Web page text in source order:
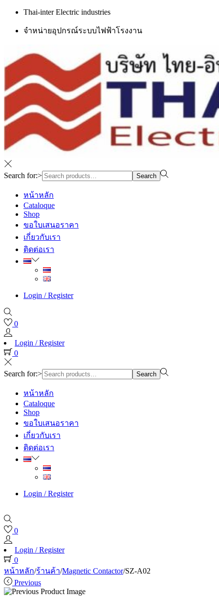
Thai-inter Electric industries
จำหน่ายอุปกรณ์ระบบไฟฟ้าโรงงาน
Search for:> Search
หน้าหลัก
Cataloque
Shop
ขอใบเสนอราคา
เกี่ยวกับเรา
ติดต่อเรา
Login / Register
0
Login / Register
0
Search for:> Search
หน้าหลัก
Cataloque
Shop
ขอใบเสนอราคา
เกี่ยวกับเรา
ติดต่อเรา
Login / Register
0
Login / Register
0
หน้าหลัก/ร้านค้า/Magnetic Contactor/SZ-A02
Previous